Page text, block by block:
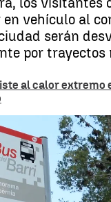
vehículo al
serán
por trayectos
al calor extremo
rutas en coche al casco
turismo masivo |